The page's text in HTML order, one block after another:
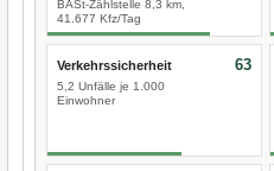
BASt-Zählstelle 8,3 km,
41.677 Kfz/Tag
Verkehrssicherheit
5,2 Unfälle je 1.000
Einwohner
63